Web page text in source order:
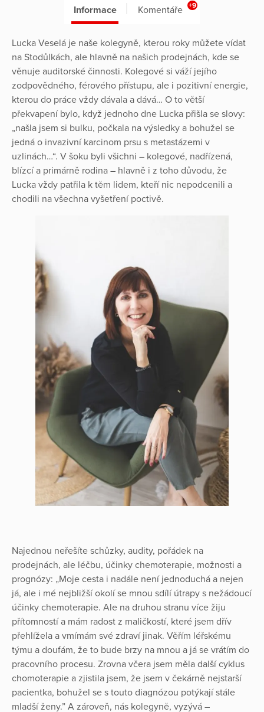
Informace Komentáře +9
Lucka Veselá je naše kolegyně, kterou roky můžete vídat
na Stodůlkách, ale hlavně na našich prodejnách, kde se
věnuje auditorské činnosti. Kolegové si váží jejího
zodpovědného, férového přístupu, ale i pozitivní energie,
kterou do práce vždy dávala a dává… O to větší
překvapení bylo, když jednoho dne Lucka přišla se slovy:
„našla jsem si bulku, počkala na výsledky a bohužel se
jedná o invazivní karcinom prsu s metastázemi v
uzlinách…“. V šoku byli všichni – kolegové, nadřízená,
blízcí a primárně rodina – hlavně i z toho důvodu, že
Lucka vždy patřila k těm lidem, kteří nic nepodcenili a
chodili na všechna vyšetření poctivě.
Najednou neřešíte schůzky, audity, pořádek na
prodejnách, ale léčbu, účinky chemoterapie, možnosti a
prognózy: „Moje cesta i nadále není jednoduchá a nejen
já, ale i mé nejbližší okolí se mnou sdílí útrapy s nežádoucí
účinky chemoterapie. Ale na druhou stranu více žiju
přítomností a mám radost z maličkostí, které jsem dřív
přehlížela a vmímám své zdraví jinak. Věřím léřskému
týmu a doufám, že to bude brzy na mnou a já se vrátím do
pracovního procesu. Zrovna včera jsem měla další cyklus
chomoterapie a zjistila jsem, že jsem v čekárně nejstarší
pacientka, bohužel se s touto diagnózou potýkají stále
mladší ženy.” A zároveň, nás kolegyně, vyzývá –